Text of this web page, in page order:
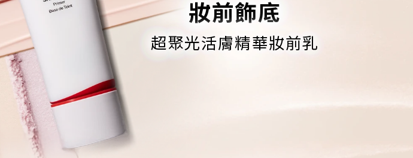
妝前飾底
超聚光活膚精華妝前乳